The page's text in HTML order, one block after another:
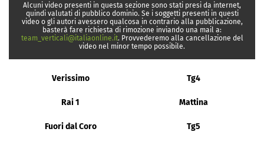
Alcuni video presenti in questa sezione sono stati presi da internet,
quindi valutati di pubblico dominio. Se i soggetti presenti in questi
video o gli autori avessero qualcosa in contrario alla pubblicazione,
basterà fare richiesta di rimozione inviando una mail a:
team_verticali@italiaonline.it. Provvederemo alla cancellazione del
video nel minor tempo possibile.
Verissimo Tg4
Rai 1 Mattina
Fuori dal Coro Tg5